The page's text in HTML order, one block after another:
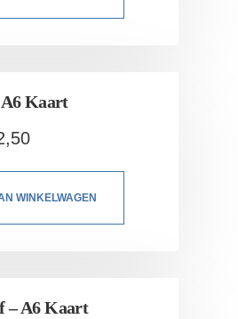
A6 Kaart
WINKELWAGEN
– A6 Kaart